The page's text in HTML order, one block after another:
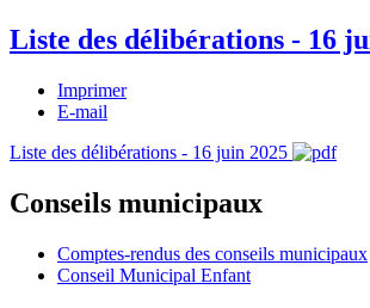
Liste des délibérations - 16
Imprimer
E-mail
Liste des délibérations - 16 juin 2025
Conseils municipaux
Comptes-rendus des conseils municipaux
Conseil Municipal Enfant